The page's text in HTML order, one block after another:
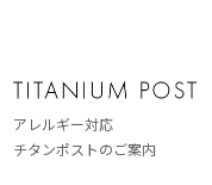
アレルギー対応
チタンポストのご案内